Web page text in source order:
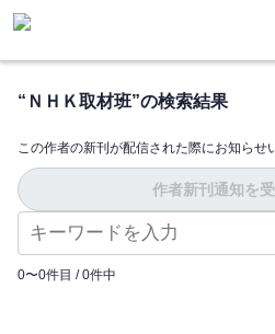
“ ＮＨＫ取材班”の検索結果
この作者の新刊が配信された際にお知らせ
作者新刊通知を
0〜0件目 / 0件中